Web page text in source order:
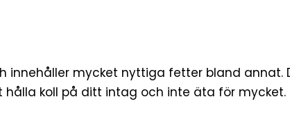
mycket nyttiga fetter bland annat.
koll på ditt intag och inte äta för mycket.